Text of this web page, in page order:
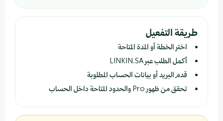
طريقة التفعيل
اختر الخطة أو المدة المتاحة
أكمل الطلب عبر LINKIN.SA
قدم البريد أو بيانات الحساب المطلوبة
تحقق من ظهور Pro والحدود المتاحة داخل الحساب